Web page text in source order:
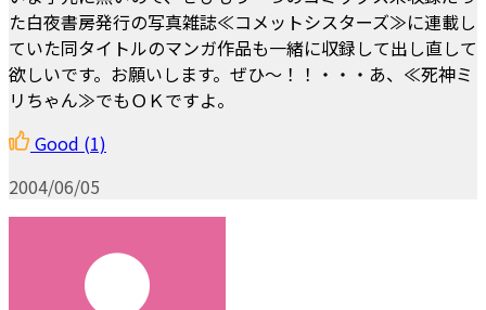
た白夜書房発行の写真雑誌≪コメットシスターズ≫に連載し
ていた同タイトルのマンガ作品も一緒に収録して出し直して
欲しいです。お願いします。ぜひ～！！・・・あ、≪死神ミ
リちゃん≫でもＯＫですよ。
Good (1)
2004/06/05